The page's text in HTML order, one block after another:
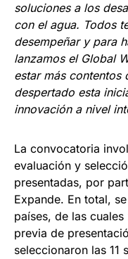
soluciones a los
con el agua. Todos
desempeñar y para
lanzamos el Global
estar más contentos
despertado esta
innovación a nivel
La convocatoria
evaluación y
presentadas, por
Expande. En total,
países, de las
previa de
seleccionaron las 11